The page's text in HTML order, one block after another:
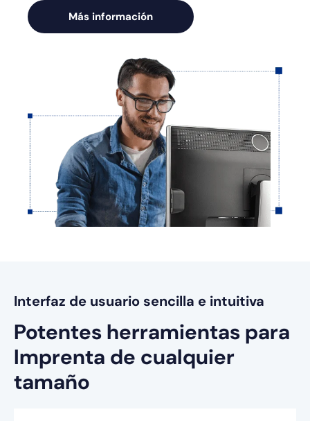
Más información
Interfaz de usuario sencilla e intuitiva
Potentes herramientas para
Imprenta de cualquier
tamaño